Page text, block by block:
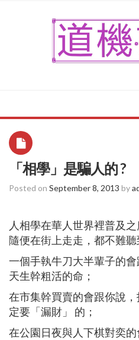
「相學」是騙人的 ?
Posted on September 8, 2013 by
人相學在華人世界裡普及
隨便在街上走走，都不難聽
一個手執牛刀大半輩子的
天生幹粗活的命；
在市集幹買賣的會跟你說
定要「漏財」 的；
在公園日夜與人下棋對奕